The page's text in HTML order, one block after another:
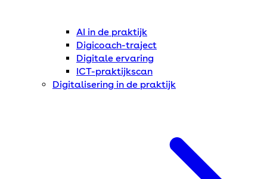
AI in de praktijk
Digicoach-traject
Digitale ervaring
ICT-praktijkscan
Digitalisering in de praktijk